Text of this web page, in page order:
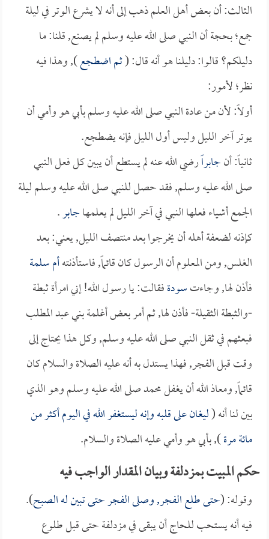
الثالث: أن بعض أهل العلم ذهب إلى أنه لا يشرع الوتر في ليلة
جمع؛ بحجة أن النبي صلى الله عليه وسلم لم يصنع, قلنا: ما
دليلكم؟ قالوا: دليلنا هو أنه قال: (ثم اضطجع), وهذا فيه
نظر؛ لأمور:
أولاً: لأن من عادة النبي صلى الله عليه وسلم بأبي هو وأمي أن
يوتر آخر الليل وليس أول الليل فإنه يضطجع.
ثانياً: أنجابراًرضي الله عنه لم يستطع أن يبين كل فعل النبي
صلى الله عليه وسلم, فقد حصل للنبي صلى الله عليه وسلم ليلة
الجمع أشياء فعلها النبي في آخر الليل لم يعلمهاجابر.
كإذنه لضعفة أهله أن يخرجوا بعد منتصف الليل, يعني: بعد
الغلس, ومن المعلوم أن الرسول كان قائماً, فاستأذنتهأم سلمة
فأذن لها, وجاءتسودةفقالت: يا رسول الله! إني امرأة ثبطة
-والثبطة الثقيلة- فأذن لها, ثم أمر بعض أغلمة بني عبد المطلب
فبعثهم في ثقل النبي صلى الله عليه وسلم, وكل هذا يحتاج إلى
وقت قبل الفجر, فهذا يستدل به أنه عليه الصلاة والسلام كان
قائماً, ومعاذ الله أن يغفل محمد صلى الله عليه وسلم وهو الذي
بين لنا أنه (ليغان على قلبه وإنه ليستغفر الله في اليوم أكثر من
مائة مرة), بأبي هو وأمي عليه الصلاة والسلام.
حكم المبيت بمزدلفة وبيان المقدار الواجب فيه
وقوله: (حتى طلع الفجر, وصلى الفجر حتى تبين له الصبح).
فيه أنه يستحب للحاج أن يبقى في مزدلفة حتى قبل طلوع